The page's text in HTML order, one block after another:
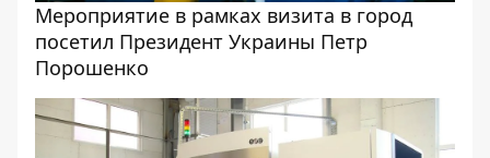
Мероприятие в рамках визита в город
посетил Президент Украины Петр
Порошенко